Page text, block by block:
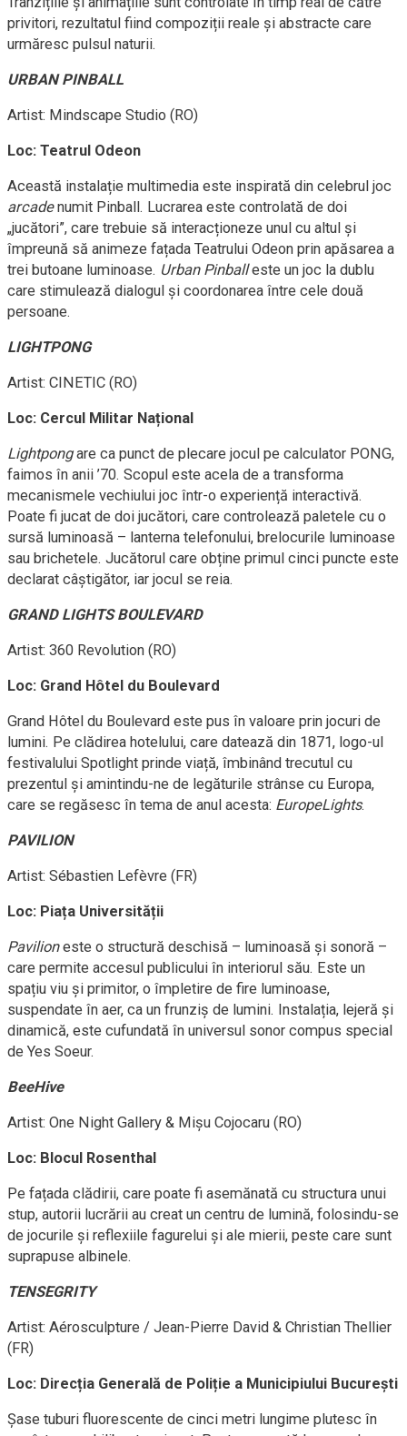
privitori, rezultatul fiind compoziții reale și abstracte care
urmăresc pulsul naturii.
URBAN PINBALL
Artist: Mindscape Studio (RO)
Loc: Teatrul Odeon
Această instalație multimedia este inspirată din celebrul joc
arcadenumit Pinball. Lucrarea este controlată de doi
„jucători”, care trebuie să interacționeze unul cu altul și
împreună să animeze fațada Teatrului Odeon prin apăsarea a
trei butoane luminoase. Urban Pinballeste un joc la dublu
care stimulează dialogul și coordonarea între cele două
persoane.
LIGHTPONG
Artist: CINETIC (RO)
Loc: Cercul Militar Național
Lightpongare ca punct de plecare jocul pe calculator PONG,
faimos în anii ’70. Scopul este acela de a transforma
mecanismele vechiului joc într-o experiență interactivă.
Poate fi jucat de doi jucători, care controlează paletele cu o
sursă luminoasă – lanterna telefonului, brelocurile luminoase
sau brichetele. Jucătorul care obține primul cinci puncte este
declarat câștigător, iar jocul se reia.
GRAND LIGHTS BOULEVARD
Artist: 360 Revolution (RO)
Loc: Grand Hôtel du Boulevard
Grand Hôtel du Boulevard este pus în valoare prin jocuri de
lumini. Pe clădirea hotelului, care datează din 1871, logo-ul
festivalului Spotlight prinde viață, îmbinând trecutul cu
prezentul și amintindu-ne de legăturile strânse cu Europa,
care se regăsesc în tema de anul acesta: EuropeLights.
PAVILION
Artist: Sébastien Lefèvre (FR)
Loc: Piața Universității
Pavilioneste o structură deschisă – luminoasă și sonoră –
care permite accesul publicului în interiorul său. Este un
spațiu viu și primitor, o împletire de fire luminoase,
suspendate în aer, ca un frunziș de lumini. Instalația, lejeră și
dinamică, este cufundată în universul sonor compus special
de Yes Soeur.
BeeHive
Artist: One Night Gallery & Mișu Cojocaru (RO)
Loc: Blocul Rosenthal
Pe fațada clădirii, care poate fi asemănată cu structura unui
stup, autorii lucrării au creat un centru de lumină, folosindu-se
de jocurile și reflexiile fagurelui și ale mierii, peste care sunt
suprapuse albinele.
TENSEGRITY
Artist: Aérosculpture / Jean-Pierre David & Christian Thellier
(FR)
Loc: Direcția Generală de Poliție a Municipiului București
Șase tuburi fluorescente de cinci metri lungime plutesc în